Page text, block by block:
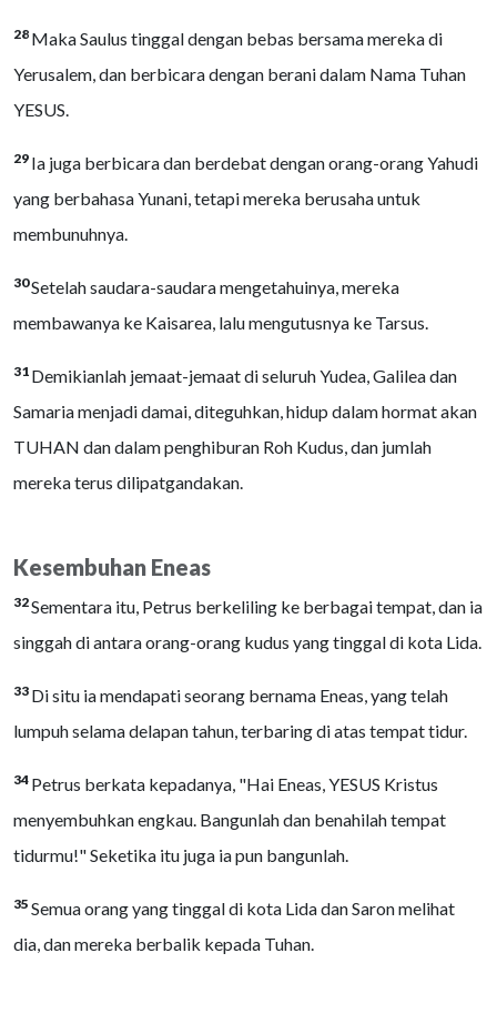
28 Maka Saulus tinggal dengan bebas bersama mereka di
Yerusalem, dan berbicara dengan berani dalam Nama Tuhan
YESUS.
29 Ia juga berbicara dan berdebat dengan orang-orang Yahudi
yang berbahasa Yunani, tetapi mereka berusaha untuk
membunuhnya.
30Setelah saudara-saudara mengetahuinya, mereka
membawanya ke Kaisarea, lalu mengutusnya ke Tarsus.
31 Demikianlah jemaat-jemaat di seluruh Yudea, Galilea dan
Samaria menjadi damai, diteguhkan, hidup dalam hormat akan
TUHAN dan dalam penghiburan Roh Kudus, dan jumlah
mereka terus dilipatgandakan.
Kesembuhan Eneas
32Sementara itu, Petrus berkeliling ke berbagai tempat, dan ia
singgah di antara orang-orang kudus yang tinggal di kota Lida.
33 Di situ ia mendapati seorang bernama Eneas, yang telah
lumpuh selama delapan tahun, terbaring di atas tempat tidur.
34 Petrus berkata kepadanya, "Hai Eneas, YESUS Kristus
menyembuhkan engkau. Bangunlah dan benahilah tempat
tidurmu!" Seketika itu juga ia pun bangunlah.
35 Semua orang yang tinggal di kota Lida dan Saron melihat
dia, dan mereka berbalik kepada Tuhan.